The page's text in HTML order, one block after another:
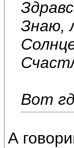
Знаю,
Вот
А